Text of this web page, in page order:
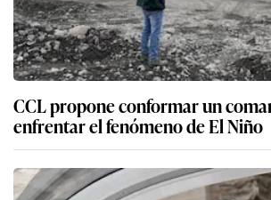
CCL propone conformar un
enfrentar el fenómeno de El Niño